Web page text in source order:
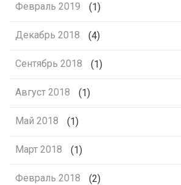
Февраль 2019 (1)
Декабрь 2018 (4)
Сентябрь 2018 (1)
Август 2018 (1)
Май 2018 (1)
Март 2018 (1)
Февраль 2018 (2)